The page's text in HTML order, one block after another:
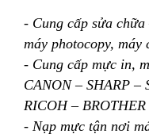
- Cung cấp sửa
máy photocopy, máy
- Cung cấp mực in,
CANON – SHARP –
RICOH –
- Nạp mực tận nơi